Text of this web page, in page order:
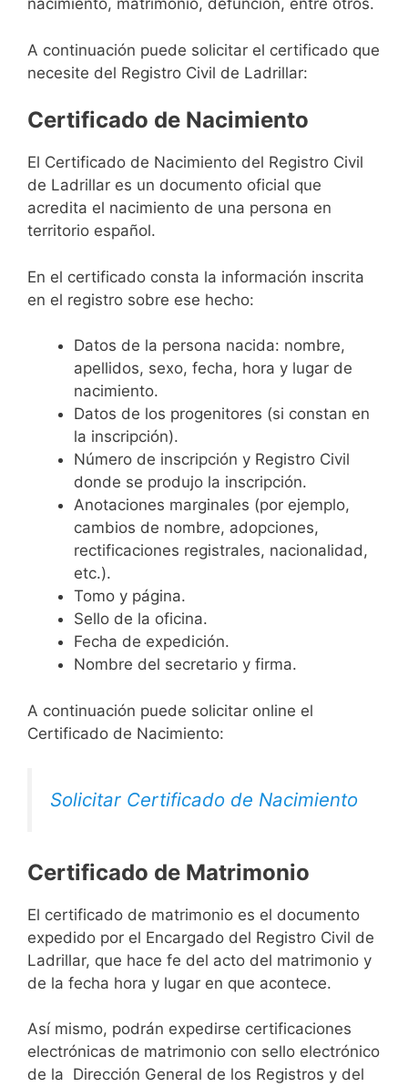
nacimiento, matrimonio, defunción, entre otros.
A continuación puede solicitar el certificado que
necesite del Registro Civil de Ladrillar:
Certificado de Nacimiento
El Certificado de Nacimiento del Registro Civil
de Ladrillar es un documento oficial que
acredita el nacimiento de una persona en
territorio español.
En el certificado consta la información inscrita
en el registro sobre ese hecho:
Datos de la persona nacida: nombre,
apellidos, sexo, fecha, hora y lugar de
nacimiento.
Datos de los progenitores (si constan en
la inscripción).
Número de inscripción y Registro Civil
donde se produjo la inscripción.
Anotaciones marginales (por ejemplo,
cambios de nombre, adopciones,
rectificaciones registrales, nacionalidad,
etc.).
Tomo y página.
Sello de la oficina.
Fecha de expedición.
Nombre del secretario y firma.
A continuación puede solicitar online el
Certificado de Nacimiento:
Solicitar Certificado de Nacimiento
Certificado de Matrimonio
El certificado de matrimonio es el documento
expedido por el Encargado del Registro Civil de
Ladrillar, que hace fe del acto del matrimonio y
de la fecha hora y lugar en que acontece.
Así mismo, podrán expedirse certificaciones
electrónicas de matrimonio con sello electrónico
de la Dirección General de los Registros y del